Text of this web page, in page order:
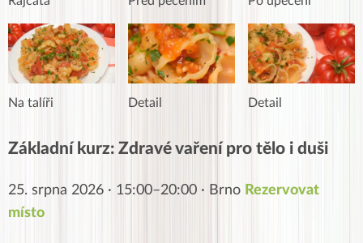
Na talíři Detail Detail
Základní kurz: Zdravé vaření pro tělo i duši
25. srpna 2026 · 15:00–20:00 · Brno Rezervovat
místo